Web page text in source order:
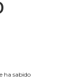
ha sabido